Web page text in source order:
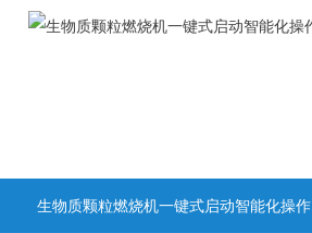
生物质颗粒燃烧机一键式启动智能化操作